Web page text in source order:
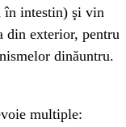
în intestin) şi vin
din exterior, pentru
dinăuntru.
multiple: